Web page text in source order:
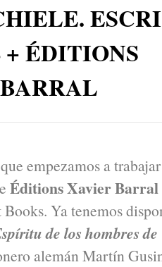
+ ÉDITIONS
empezamos a
Éditions Xavier Barral
Ya tenemos
de los hombres
alemán Martín